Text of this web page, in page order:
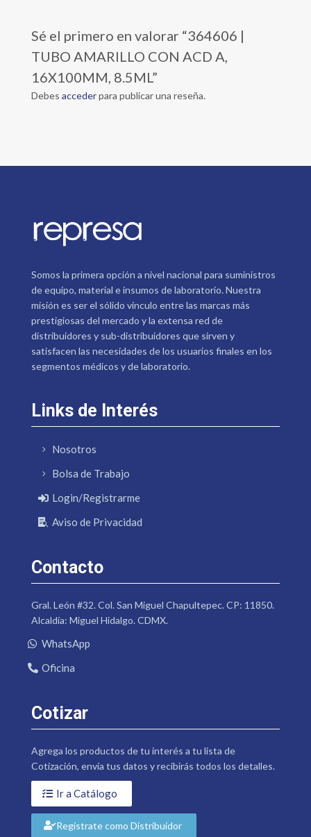
Sé el primero en valorar “364606 |
TUBO AMARILLO CON ACD A,
16X100MM, 8.5ML”
Debes accederpara publicar una reseña.
Somos la primera opción a nivel nacional para suministros
de equipo, material e insumos de laboratorio. Nuestra
misión es ser el sólido vínculo entre las marcas más
prestigiosas del mercado y la extensa red de
distribuidores y sub-distribuidores que sirven y
satisfacen las necesidades de los usuarios finales en los
segmentos médicos y de laboratorio.
Links de Interés
Nosotros
Bolsa de Trabajo
Login/Registrarme
Aviso de Privacidad
Contacto
Gral. León #32. Col. San Miguel Chapultepec. CP: 11850.
Alcaldía: Miguel Hidalgo. CDMX.
WhatsApp
Oficina
Cotizar
Agrega los productos de tu interés a tu lista de
Cotización, envía tus datos y recibirás todos los detalles.
Ir a Catálogo
Regístrate como Distribuidor